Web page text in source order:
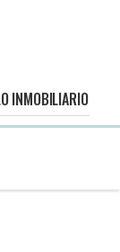
INMOBILIARIO